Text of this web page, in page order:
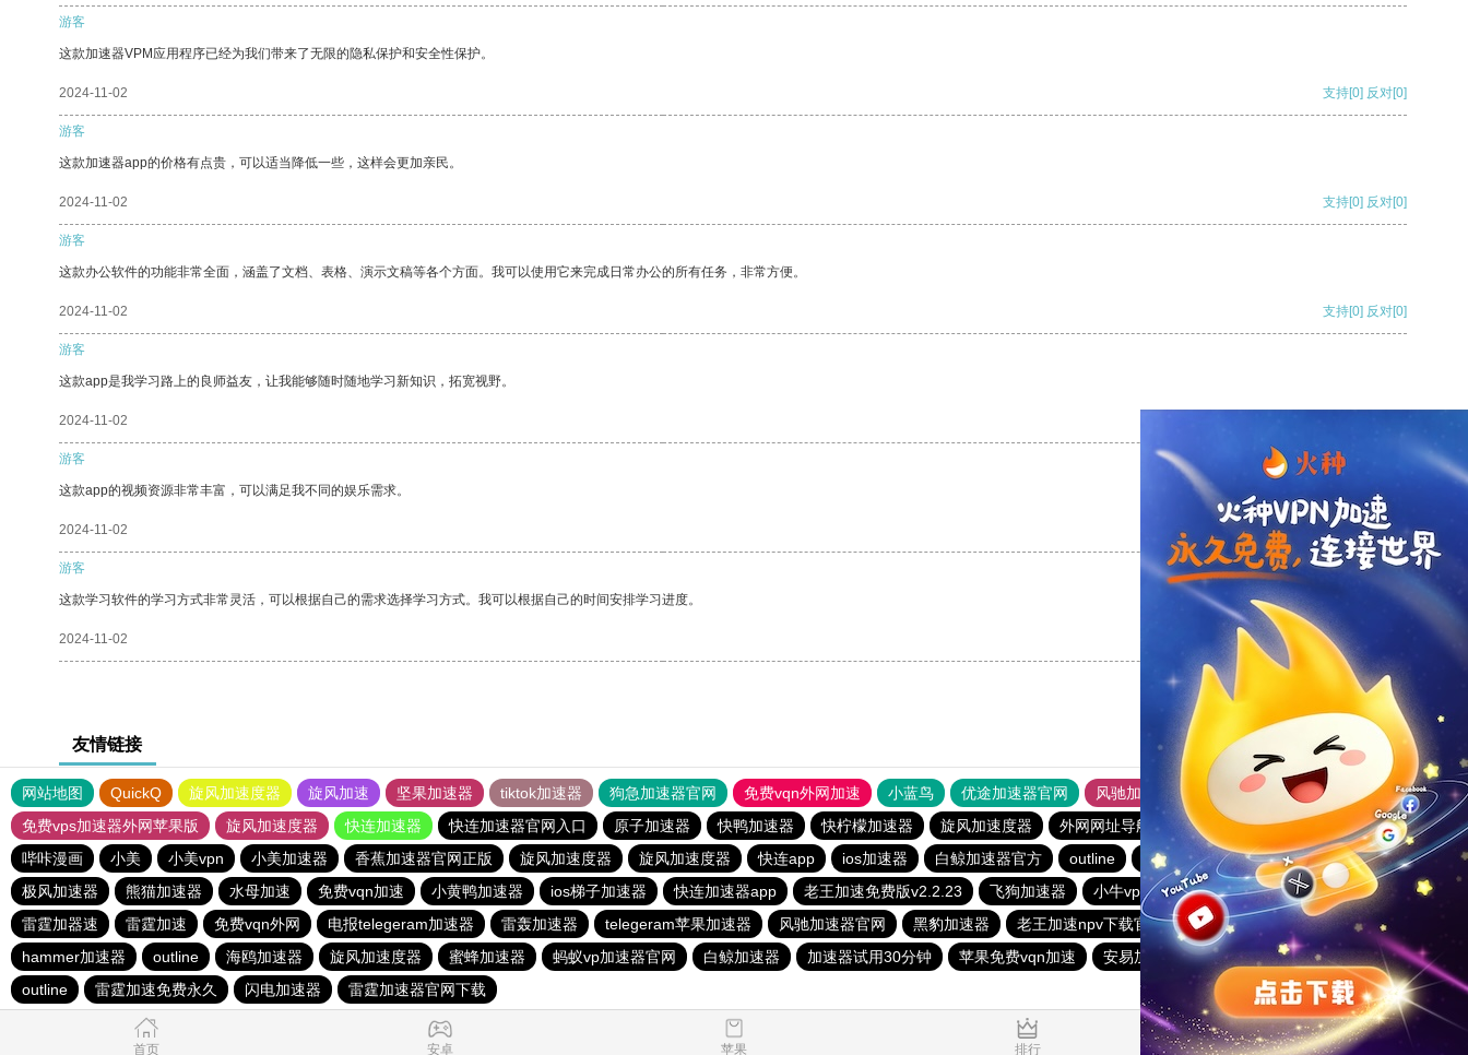
游客
这款加速器VPM应用程序已经为我们带来了无限的隐私保护和安全性保护。
2024-11-02 支持[0] 反对[0]
游客
这款加速器app的价格有点贵，可以适当降低一些，这样会更加亲民。
2024-11-02 支持[0] 反对[0]
游客
这款办公软件的功能非常全面，涵盖了文档、表格、演示文稿等各个方面。我可以使用它来完成日常办公的所有任务，非常方便。
2024-11-02 支持[0] 反对[0]
游客
这款app是我学习路上的良师益友，让我能够随时随地学习新知识，拓宽视野。
2024-11-02
游客
这款app的视频资源非常丰富，可以满足我不同的娱乐需求。
2024-11-02 支持 [0] 反对 [0]
游客
这款学习软件的学习方式非常灵活，可以根据自己的需求选择学习方式。我可以根据自己的时间安排学习进度。
2024-11-02 支持
友情链接
网站地图 QuickQ 旋风加速度器 旋风加速 坚果加速器 tiktok加速器 狗急加速器官网 免费vqn外网加速 小蓝鸟 优途加速器官网 风驰加速器
旋风加速器
免费vps加速器外网苹果版
旋风加速度器 快连加速器 快连加速器官网入口 原子加速器 快鸭加速器 快柠檬加速器 旋风加速度器 外网网址导航 软件中心 雷霆加速
狂飙加速器
哔咔漫画
小美 小美vpn 小美加速器 香蕉加速器官网正版 旋风加速度器 旋风加速度器 快连app ios加速器 白鲸加速器官方 outline 国外vps加速免费
twitter加速器
极风加速器
熊猫加速器 水母加速 免费vqn加速 小黄鸭加速器 ios梯子加速器 快连加速器app 老王加速免费版v2.2.23 飞狗加速器 小牛vp加速器 快鸭加速器app
免费跨墙软件
雷霆加器速
雷霆加速 免费vqn外网 电报telegeram加速器 雷轰加速器 telegeram苹果加速器 风驰加速器官网 黑豹加速器 老王加速npv下载官网 蚂蚁加速器
vp加速器官网
hammer加速器
outline 海鸥加速器 旋风加速度器 蜜蜂加速器 蚂蚁vp加速器官网 白鲸加速器 加速器试用30分钟 苹果免费vqn加速 安易加速器 hammer加速器
蓝鲸加速器
outline
雷霆加速免费永久 闪电加速器 雷霆加速器官网下载
首页 安卓 苹果 排行 推荐